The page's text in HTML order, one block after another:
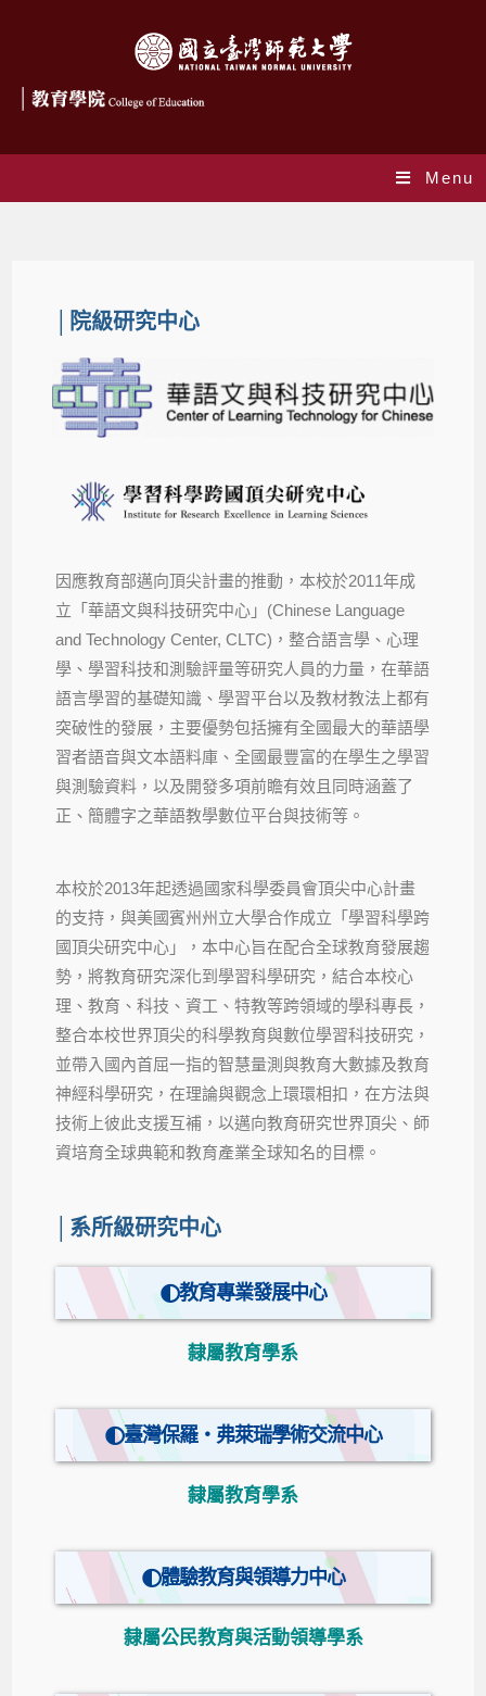
Menu
│院級研究中心
因應教育部邁向頂尖計畫的推動，本校於2011年成
立「華語文與科技研究中心」(Chinese Language
and Technology Center, CLTC)，整合語言學、心理
學、學習科技和測驗評量等研究人員的力量，在華語
語言學習的基礎知識、學習平台以及教材教法上都有
突破性的發展，主要優勢包括擁有全國最大的華語學
習者語音與文本語料庫、全國最豐富的在學生之學習
與測驗資料，以及開發多項前瞻有效且同時涵蓋了
正、簡體字之華語教學數位平台與技術等。
本校於2013年起透過國家科學委員會頂尖中心計畫
的支持，與美國賓州州立大學合作成立「學習科學跨
國頂尖研究中心」，本中心旨在配合全球教育發展趨
勢，將教育研究深化到學習科學研究，結合本校心
理、教育、科技、資工、特教等跨領域的學科專長，
整合本校世界頂尖的科學教育與數位學習科技研究，
並帶入國內首屈一指的智慧量測與教育大數據及教育
神經科學研究，在理論與觀念上環環相扣，在方法與
技術上彼此支援互補，以邁向教育研究世界頂尖、師
資培育全球典範和教育產業全球知名的目標。
│系所級研究中心
教育專業發展中心
隸屬教育學系
臺灣保羅‧弗萊瑞學術交流中心
隸屬教育學系
體驗教育與領導力中心
隸屬公民教育與活動領導學系